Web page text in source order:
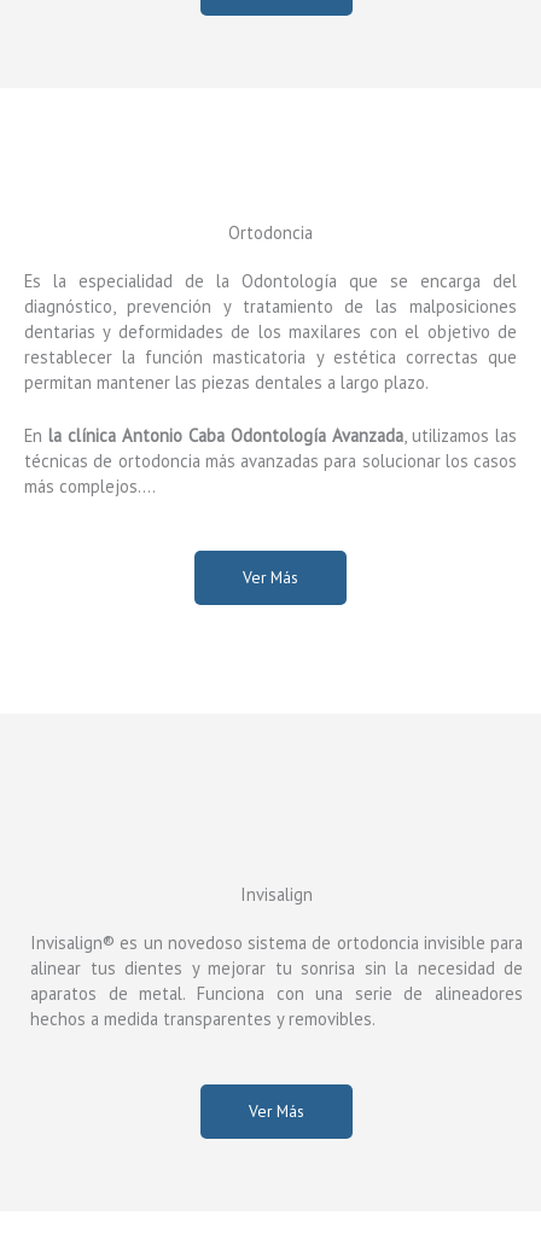
Ortodoncia
Es la especialidad de la Odontología que se encarga del
diagnóstico, prevención y tratamiento de las malposiciones
dentarias y deformidades de los maxilares con el objetivo de
restablecer la función masticatoria y estética correctas que
permitan mantener las piezas dentales a largo plazo.
En la clínica Antonio Caba Odontología Avanzada, utilizamos las
técnicas de ortodoncia más avanzadas para solucionar los casos
más complejos….
Ver Más
Invisalign
Invisalign® es un novedoso sistema de ortodoncia invisible para
alinear tus dientes y mejorar tu sonrisa sin la necesidad de
aparatos de metal. Funciona con una serie de alineadores
hechos a medida transparentes y removibles.
Ver Más